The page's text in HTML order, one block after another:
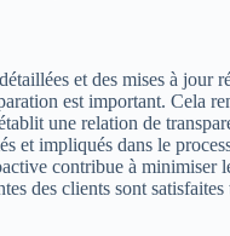
et des mises à jour
est important. Cela
une relation de
et impliqués dans le
contribue à minimiser
des clients sont